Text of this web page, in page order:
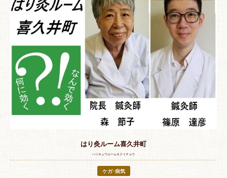
ホームケア
特 集
お悩み解決！
はり灸ルーム喜久井町
ハリキュウルームキクイチョウ
ケガ･病気